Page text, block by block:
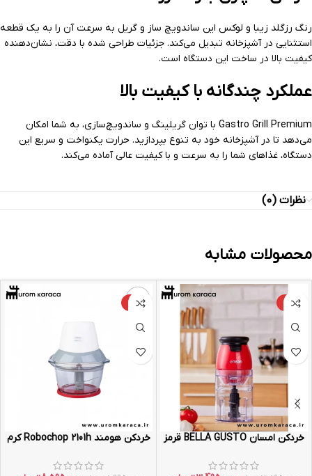
رنگ رزگلد زیبا و لوکس این ساندویچ ساز و گریل به سرعت آن را به یک قطعه
استثنایی در آشپزخانه تبدیل می‌کند. جزئیات طراحی شده با دقت، نشان‌دهنده
کیفیت بالا در ساخت این دستگاه است.
عملکرد چندگانه با کیفیت بالا
Gastro Grill Premium با توان گریلینگ و ساندویچ‌سازی، به شما امکان
می‌دهد تا در آشپزخانه خود به تنوع بپردازید. حرارت یکنواخت و سریع این
دستگاه، غذاهای شما را به سرعت و با کیفیت عالی آماده می‌کند.
نظرات (0)
محصولات مشابه
-10%
خردکن امسان BELLA GUSTO قرمز
-4%
خردکن هومند Robochop 2101h کرم